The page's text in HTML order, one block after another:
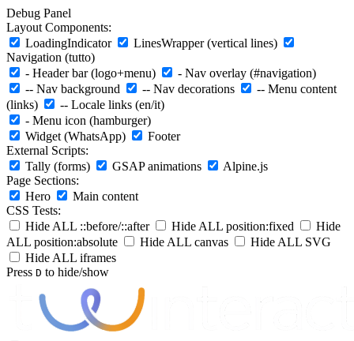
Debug Panel
Layout Components:
LoadingIndicator
LinesWrapper (vertical lines)
Navigation (tutto)
- Header bar (logo+menu)
- Nav overlay (#navigation)
-- Nav background
-- Nav decorations
-- Menu content
(links)
-- Locale links (en/it)
- Menu icon (hamburger)
Widget (WhatsApp)
Footer
External Scripts:
Tally (forms)
GSAP animations
Alpine.js
Page Sections:
Hero
Main content
CSS Tests:
Hide ALL ::before/::after
Hide ALL position:fixed
Hide
ALL position:absolute
Hide ALL canvas
Hide ALL SVG
Hide ALL iframes
Press D to hide/show